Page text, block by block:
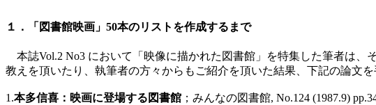
１．「図書館映画」50本のリストを作成するまで
本誌Vol.2 No3 において「映像に描かれた図書館」を特集した筆者は、
教えを頂いたり、執筆者の方々からもご紹介を頂いた結果、下記の論文を
1.本多信喜：映画に登場する図書館 ；みんなの図書館, No.124 (1987.9)